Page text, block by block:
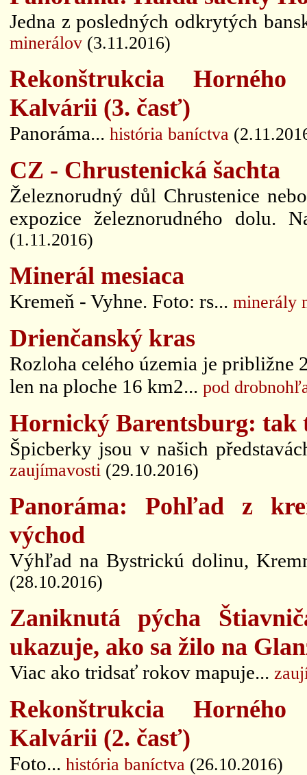
Jedna z posledných odkrytých
minerálov (3.11.2016)
Rekonštrukcia
Kalvárii (3. časť)
Panoráma... história baníctva
CZ - Chrustenická šachta
Železnorudný důl Chrustenice
expozice železnorudného dolu.
(1.11.2016)
Minerál mesiaca
Kremeň - Vyhne. Foto: rs... minerály
Drienčanský kras
Rozloha celého územia je približne
len na ploche 16 km2... pod
Hornický Barentsburg: tak
Špicberky jsou v našich
zaujímavosti (29.10.2016)
Panoráma: Pohľad z
východ
Výhľad na Bystrickú dolinu,
(28.10.2016)
Zaniknutá pýcha
ukazuje, ako sa žilo na
Viac ako tridsať rokov mapuje...
Rekonštrukcia
Kalvárii (2. časť)
Foto... história baníctva (26.10.2016)